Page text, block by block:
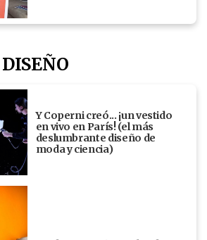
Y Coperni creó... ¡un vestido
en vivo en París! (el más
deslumbrante diseño de
moda y ciencia)